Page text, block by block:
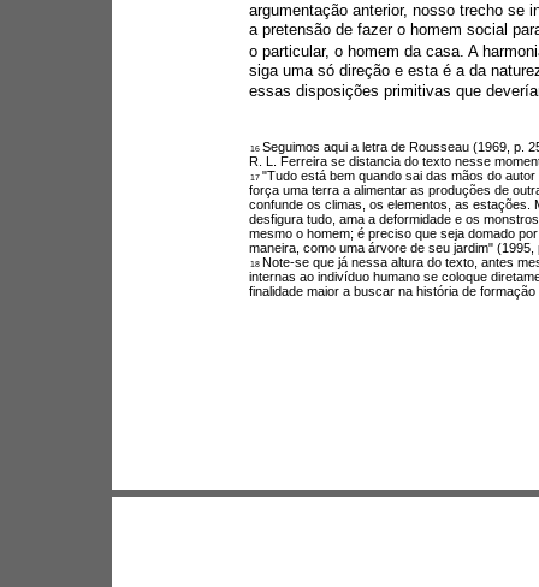
argumentação anterior, nosso trecho se
a pretensão de fazer o homem social
o particular, o homem da casa. A
siga uma só direção e esta é a da
essas disposições primitivas que
16 Seguimos aqui a letra de Rousseau (1969, p.
R. L. Ferreira se distancia do texto nesse
17 "Tudo está bem quando sai das mãos do
força uma terra a alimentar as produções de
confunde os climas, os elementos, as estações.
desfigura tudo, ama a deformidade e os
mesmo o homem; é preciso que seja domado
maneira, como uma árvore de seu jardim" (1995,
18 Note-se que já nessa altura do texto, antes
internas ao indivíduo humano se coloque
finalidade maior a buscar na história de formação